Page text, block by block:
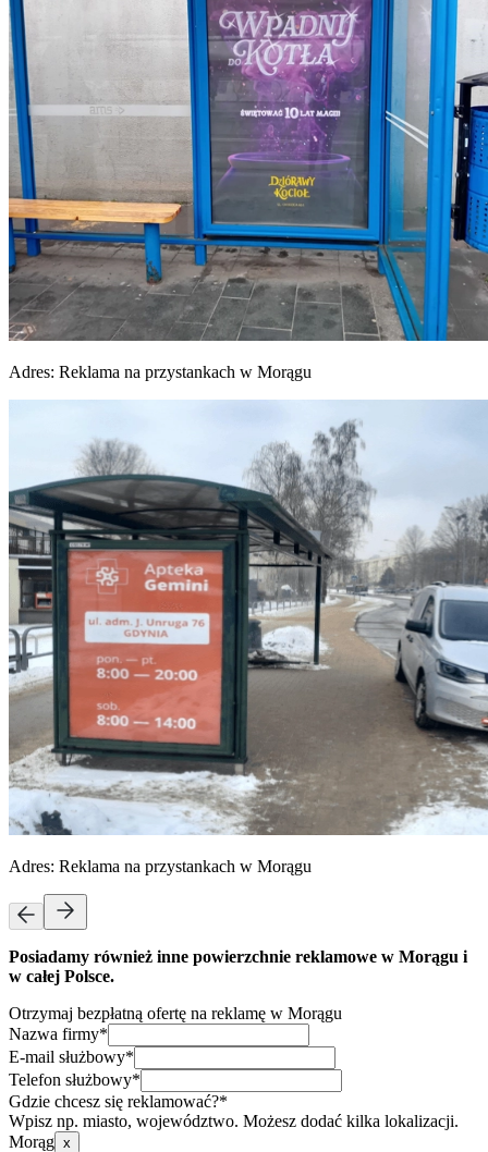
Adres: Reklama na przystankach w Morągu
Adres: Reklama na przystankach w Morągu
Posiadamy również inne powierzchnie reklamowe w Morągu i
w całej Polsce.
Otrzymaj bezpłatną ofertę na reklamę w Morągu
Nazwa firmy*
E-mail służbowy*
Telefon służbowy*
Gdzie chcesz się reklamować?*
Wpisz np. miasto, województwo. Możesz dodać kilka lokalizacji.
Morąg x